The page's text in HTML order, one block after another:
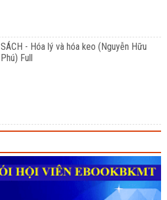
SÁCH - Hóa lý và hóa keo (Nguyễn Hữu
Phú) Full